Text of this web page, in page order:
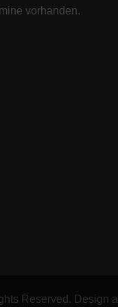
vorhanden.
Reserved. Design